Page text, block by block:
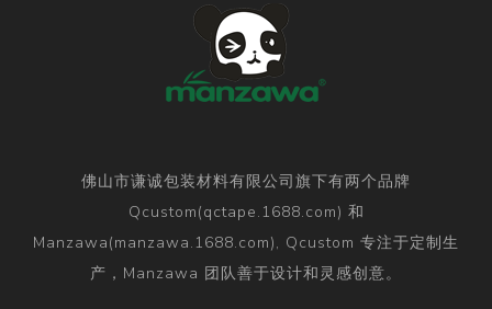
佛山市谦诚包装材料有限公司旗下有两个品牌
Qcustom(qctape.1688.com) 和
Manzawa(manzawa.1688.com), Qcustom 专注于定制生
产，Manzawa 团队善于设计和灵感创意。